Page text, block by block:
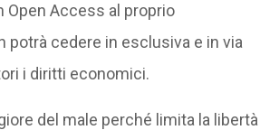
Open Access al proprio
potrà cedere in esclusiva e in via
i diritti economici.
del male perché limita la libertà